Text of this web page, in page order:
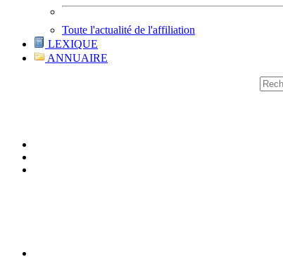
Toute l'actualité de l'affiliation
LEXIQUE
ANNUAIRE